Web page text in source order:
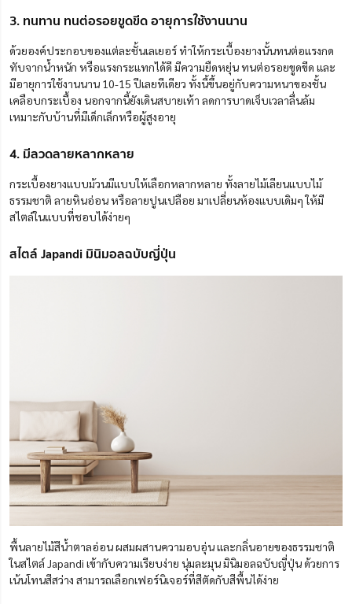
3. ทนทาน ทนต่อรอยขูดขีด อายุการใช้งานนาน
ด้วยองค์ประกอบของแต่ละชั้นเลเยอร์ ทำให้กระเบื้องยางนั้นทนต่อแรงกด
ทับจากน้ำหนัก หรือแรงกระแทกได้ดี มีความยืดหยุ่น ทนต่อรอยขูดขีด และ
มีอายุการใช้งานนาน 10-15 ปีเลยทีเดียว ทั้งนี้ขึ้นอยู่กับความหนาของชั้น
เคลือบกระเบื้อง นอกจากนี้ยังเดินสบายเท้า ลดการบาดเจ็บเวลาลื่นล้ม
เหมาะกับบ้านที่มีเด็กเล็กหรือผู้สูงอายุ
4. มีลวดลายหลากหลาย
กระเบื้องยางแบบม้วนมีแบบให้เลือกหลากหลาย ทั้งลายไม้เลียนแบบไม้
ธรรมชาติ ลายหินอ่อน หรือลายปูนเปลือย มาเปลี่ยนห้องแบบเดิมๆ ให้มี
สไตล์ในแบบที่ชอบได้ง่ายๆ
สไตล์ Japandi มินิมอลฉบับญี่ปุ่น
พื้นลายไม้สีน้ำตาลอ่อน ผสมผสานความอบอุ่น และกลิ่นอายของธรรมชาติ
ในสไตล์ Japandi เข้ากับความเรียบง่าย นุ่มละมุน มินิมอลฉบับญี่ปุ่น ด้วยการ
เน้นโทนสีสว่าง สามารถเลือกเฟอร์นิเจอร์ที่สีตัดกับสีพื้นได้ง่าย